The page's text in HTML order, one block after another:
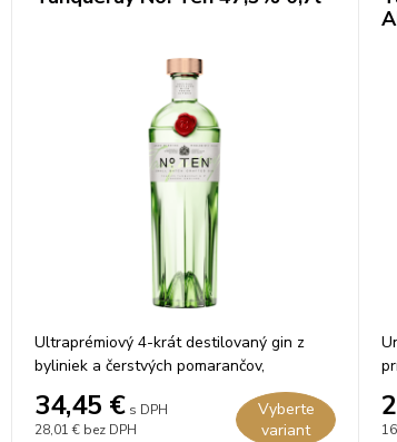
Ultraprémiový 4-krát destilovaný gin z
byliniek a čerstvých pomarančov,
34,45 € s DPH
28,01 € bez DPH
Vyberte
variant